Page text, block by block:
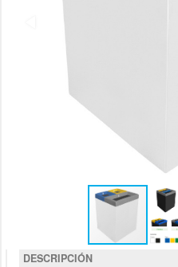
DESCRIPCIÓN